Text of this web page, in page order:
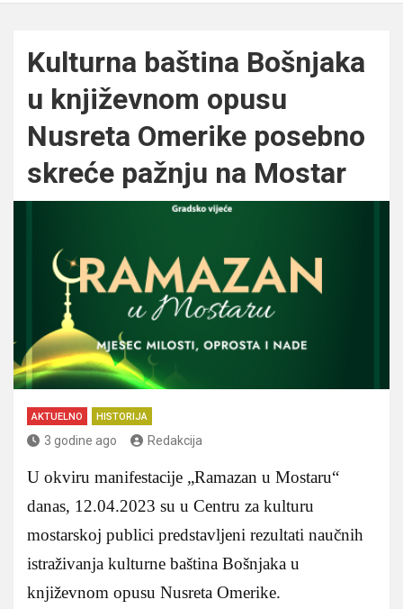
Kulturna baština Bošnjaka
u književnom opusu
Nusreta Omerike posebno
skreće pažnju na Mostar
AKTUELNO HISTORIJA
3 godine ago Redakcija
U okviru manifestacije „Ramazan u Mostaru“
danas, 12.04.2023 su u Centru za kulturu
mostarskoj publici predstavljeni rezultati naučnih
istraživanja kulturne baština Bošnjaka u
književnom opusu Nusreta Omerike.